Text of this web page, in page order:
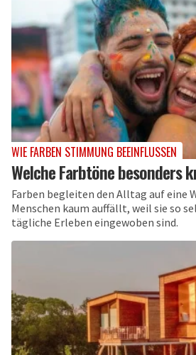
WIE FARBEN STIMMUNG BEEINFLUSSEN
Welche Farbtöne besonders
Farben begleiten den Alltag auf eine
Menschen kaum auffällt, weil sie so
tägliche Erleben eingewoben sind.